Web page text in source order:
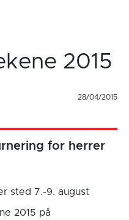
2015
28/04/2015
for herrer
sted 7.-9. august
2015 på